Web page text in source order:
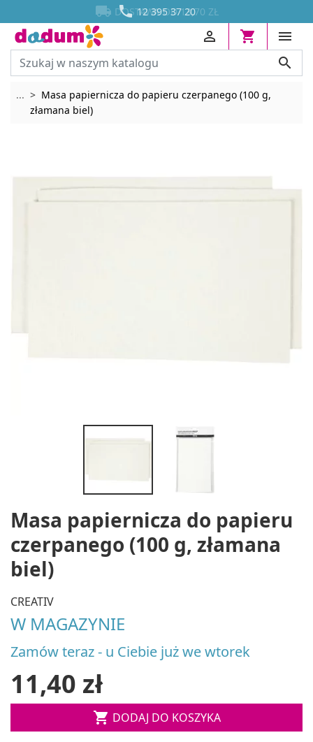
 12 395 37 20
 DOSTAWA OD 13,70 ZŁ






... Rozwiń breadcrumbs
Masa papiernicza do papieru czerpanego (100 g,
złamana biel)
Masa papiernicza do papieru
czerpanego (100 g, złamana
biel)
CREATIV
W MAGAZYNIE
Zamów teraz - u Ciebie już we wtorek
11,40 zł
 DODAJ DO KOSZYKA